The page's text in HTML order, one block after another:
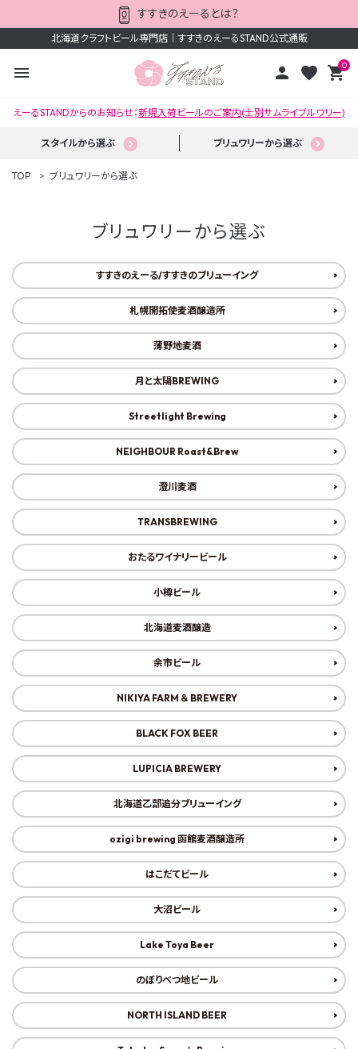
すすきのえーるとは？
北海道クラフトビール専門店｜すすきのえーるSTAND公式通販
menu person favorite 0
shopping_cart
えーるSTANDからのお知らせ：新規入荷ビールのご案内(士別サムライブルワリー)
スタイルから選ぶ ブリュワリーから選ぶ
ACCOUNT MENU
ようこそ ゲスト 様
meeting_room ログイン person 新規会員登録
favorite_outline 0
shopping_cart カート
検索
すすきのえーる
季節のおすすめ
おすすめギフトセット
全ての商品
すすきのえーる
おすすめギフトセット
シーンから選ぶ
コンテンツ
ご利用ガイド
TOP ブリュワリーから選ぶ
ブリュワリーから選ぶ
すすきのえーる/すすきのブリューイング
札幌開拓使麦酒醸造所
薄野地麦酒
月と太陽BREWING
Streetlight Brewing
NEIGHBOUR Roast&Brew
澄川麦酒
TRANSBREWING
おたるワイナリービール
小樽ビール
北海道麦酒醸造
余市ビール
NIKIYA FARM ＆ BREWERY
BLACK FOX BEER
LUPICIA BREWERY
北海道乙部追分ブリューイング
ozigi brewing 函館麦酒醸造所
はこだてビール
大沼ビール
Lake Toya Beer
のぼりべつ地ビール
NORTH ISLAND BEER